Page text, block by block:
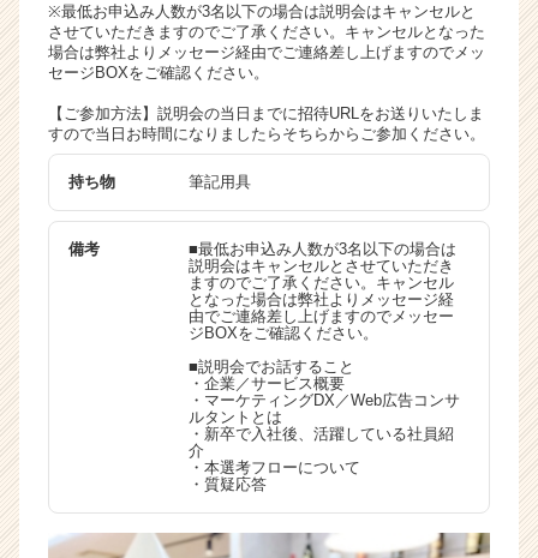
※最低お申込み人数が3名以下の場合は説明会はキャンセルと
させていただきますのでご了承ください。キャンセルとなった
場合は弊社よりメッセージ経由でご連絡差し上げますのでメッ
セージBOXをご確認ください。
【ご参加方法】説明会の当日までに招待URLをお送りいたしま
すので当日お時間になりましたらそちらからご参加ください。
持ち物 筆記用具
備考
■最低お申込み人数が3名以下の場合は
説明会はキャンセルとさせていただき
ますのでご了承ください。キャンセル
となった場合は弊社よりメッセージ経
由でご連絡差し上げますのでメッセー
ジBOXをご確認ください。
■説明会でお話すること
・企業／サービス概要
・マーケティングDX／Web広告コンサ
ルタントとは
・新卒で入社後、活躍している社員紹
介
・本選考フローについて
・質疑応答